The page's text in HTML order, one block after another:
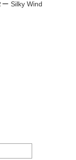
ー Silky Wind